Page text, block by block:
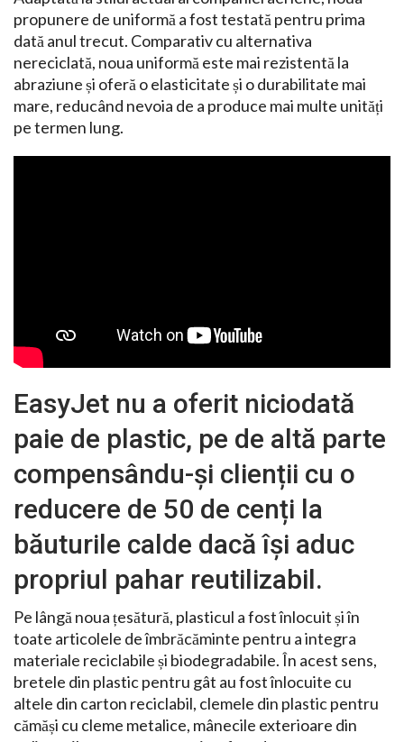
propunere de uniformă a fost testată pentru prima
dată anul trecut. Comparativ cu alternativa
nereciclată, noua uniformă este mai rezistentă la
abraziune și oferă o elasticitate și o durabilitate mai
mare, reducând nevoia de a produce mai multe unități
pe termen lung.
EasyJet nu a oferit niciodată
paie de plastic, pe de altă parte
compensându-și clienții cu o
reducere de 50 de cenți la
băuturile calde dacă își aduc
propriul pahar reutilizabil.
Pe lângă noua țesătură, plasticul a fost înlocuit și în
toate articolele de îmbrăcăminte pentru a integra
materiale reciclabile și biodegradabile. În acest sens,
bretele din plastic pentru gât au fost înlocuite cu
altele din carton reciclabil, clemele din plastic pentru
cămăși cu cleme metalice, mânecile exterioare din